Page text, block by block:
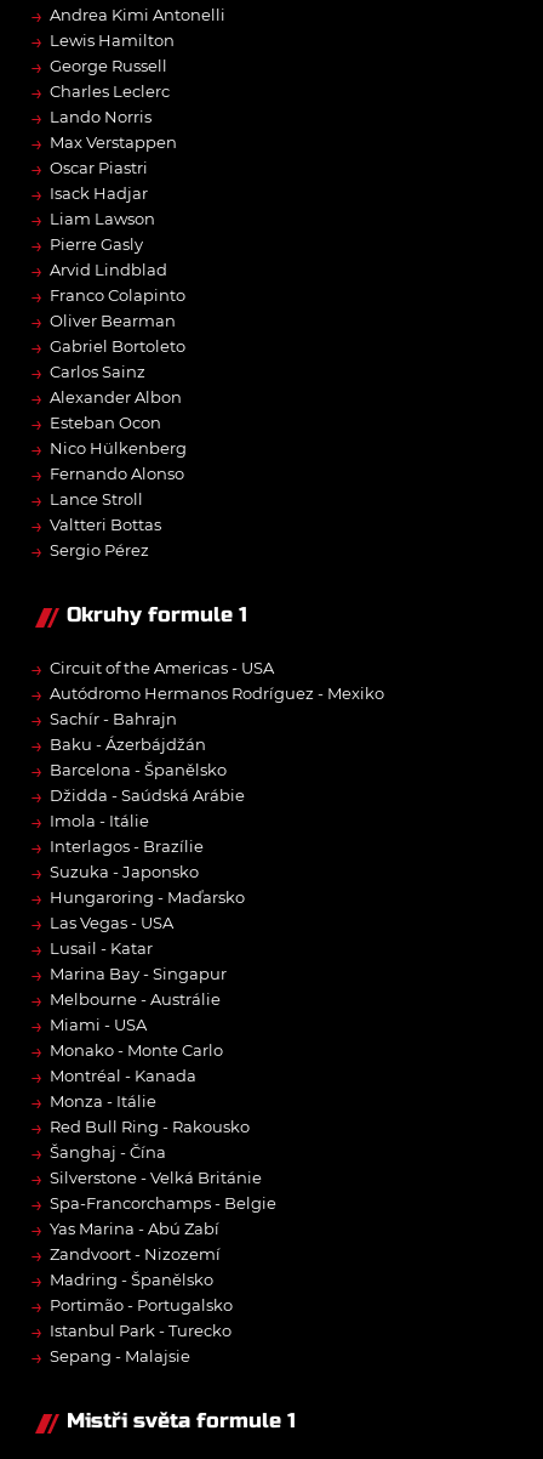
→ Andrea Kimi Antonelli
→ Lewis Hamilton
→ George Russell
→ Charles Leclerc
→ Lando Norris
→ Max Verstappen
→ Oscar Piastri
→ Isack Hadjar
→ Liam Lawson
→ Pierre Gasly
→ Arvid Lindblad
→ Franco Colapinto
→ Oliver Bearman
→ Gabriel Bortoleto
→ Carlos Sainz
→ Alexander Albon
→ Esteban Ocon
→ Nico Hülkenberg
→ Fernando Alonso
→ Lance Stroll
→ Valtteri Bottas
→ Sergio Pérez
Okruhy formule 1
→ Circuit of the Americas - USA
→ Autódromo Hermanos Rodríguez - Mexiko
→ Sachír - Bahrajn
→ Baku - Ázerbájdžán
→ Barcelona - Španělsko
→ Džidda - Saúdská Arábie
→ Imola - Itálie
→ Interlagos - Brazílie
→ Suzuka - Japonsko
→ Hungaroring - Maďarsko
→ Las Vegas - USA
→ Lusail - Katar
→ Marina Bay - Singapur
→ Melbourne - Austrálie
→ Miami - USA
→ Monako - Monte Carlo
→ Montréal - Kanada
→ Monza - Itálie
→ Red Bull Ring - Rakousko
→ Šanghaj - Čína
→ Silverstone - Velká Británie
→ Spa-Francorchamps - Belgie
→ Yas Marina - Abú Zabí
→ Zandvoort - Nizozemí
→ Madring - Španělsko
→ Portimão - Portugalsko
→ Istanbul Park - Turecko
→ Sepang - Malajsie
Mistři světa formule 1